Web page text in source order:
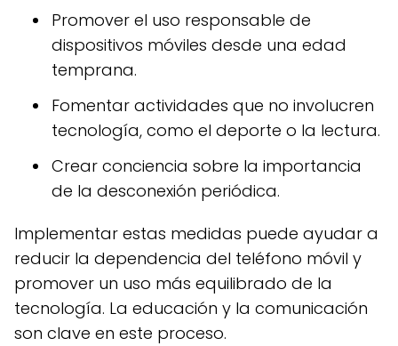
Promover el uso responsable de
dispositivos móviles desde una edad
temprana.
Fomentar actividades que no involucren
tecnología, como el deporte o la lectura.
Crear conciencia sobre la importancia
de la desconexión periódica.
Implementar estas medidas puede ayudar a
reducir la dependencia del teléfono móvil y
promover un uso más equilibrado de la
tecnología. La educación y la comunicación
son clave en este proceso.